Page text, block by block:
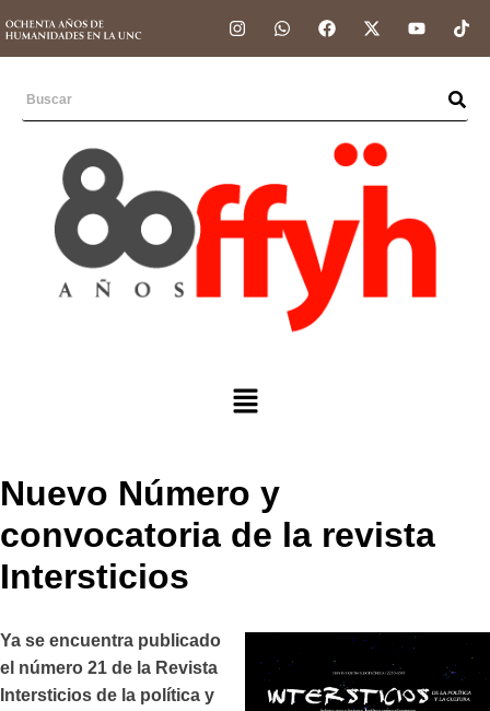
Nuevo Número y
convocatoria de la revista
Intersticios
Ya se encuentra publicado
el número 21 de la Revista
Intersticios de la política y